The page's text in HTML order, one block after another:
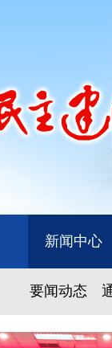
新闻中心
要闻动态